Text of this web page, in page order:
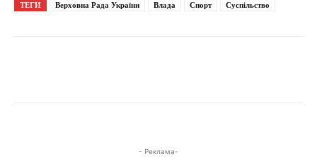
ТЕГИ Верховна Рада України Влада Спорт Суспільство
- Реклама-